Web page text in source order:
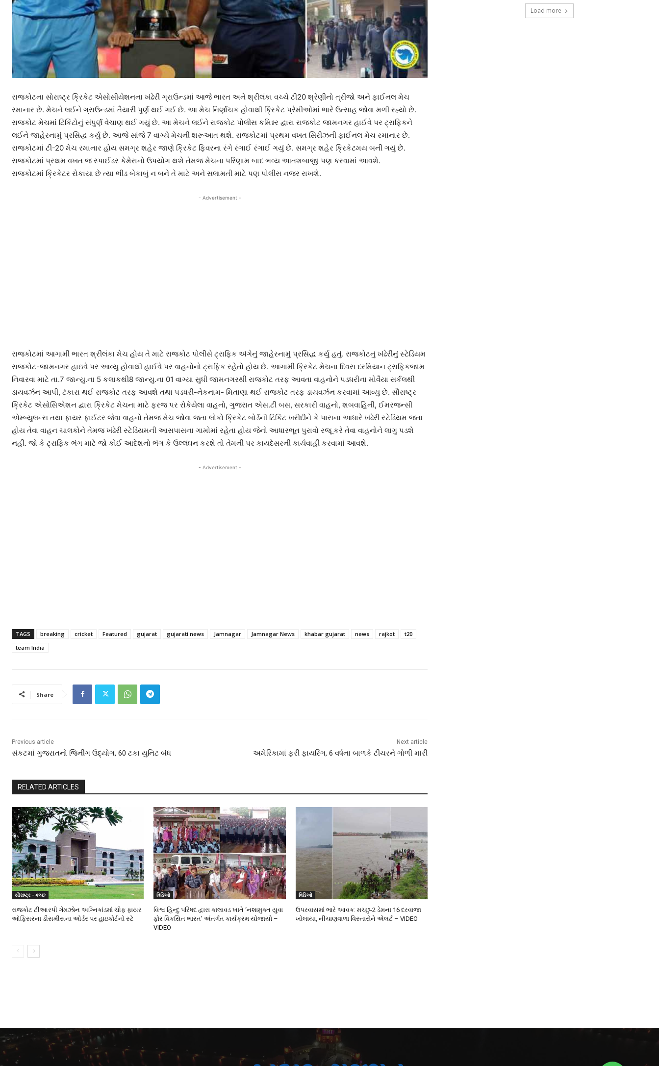
રાજકોટના સોરાષ્ટ્ર ક્રિકેટ એસોસીયેશનના ખંઢેરી ગ્રાઉન્ડમાં આજે ભારત અને શ્રીલંકા વચ્ચે ટી20 શ્રેણીનો ત્રીજો અને ફાઈનલ મેચ
રમાનાર છે. મેચને લઈને ગ્રાઉન્ડમાં તૈયારી પુર્ણ થઈ ગઈ છે. આ મેચ નિર્ણાચક હોવાથી ક્રિકેટ પ્રેમીઓમાં ભારે ઉત્સાહ જોવા મળી રહ્યો છે.
રાજકોટ મેચમાં ટિકિટોનું સંપુર્ણ વેચાણ થઈ ગયું છે. આ મેચને લઈને રાજકોટ પોલીસ કમિશ્નર દ્વારા રાજકોટ જામનગર હાઈવે પર ટ્રાફિકને
લઈને જાહેરનામું પ્રસિદ્ધ કર્યુ છે. આજે સાંજે 7 વાગ્યે મેચની શરૂઆત થશે. રાજકોટમાં પ્રથમ વખત સિરીઝની ફાઈનલ મેચ રમાનાર છે.
રાજકોટમાં ટી-20 મેચ રમાનાર હોય સમગ્ર શહેર જાણે ક્રિકેટ ફિવરના રંગે રંગાઈ રંગાઈ ગયું છે. સમગ્ર શહેર ક્રિકેટમય બની ગયું છે.
રાજકોટમાં પ્રથમ વખત જ સ્પાઈડર કેમેરાનો ઉપયોગ થશે તેમજ મેચના પરિણામ બાદ ભવ્ય આતશબાજી પણ કરવામાં આવશે.
રાજકોટમાં ક્રિકેટર રોકાયા છે ત્યા ભીડ બેકાબું ન બને તે માટે અને સલામતી માટે પણ પોલીસ નજર રાખશે.
- Advertisement -
રાજકોટમાં આગામી ભારત શ્રીલંકા મેચ હોય તે માટે રાજકોટ પોલીસે ટ્રાફિક અંગેનું જાહેરનામું પ્રસિદ્ધ કર્યુ હતું. રાજકોટનું ખંઢેરીનું સ્ટેડિયમ
રાજકોટ-જામનગર હાઇવે પર આવ્યુ હોવાથી હાઈવે પર વાહનોનો ટ્રાફિક રહેતો હોય છે. આગામી ક્રિકેટ મેચના દિવસ દરમિયાન ટ્રાફિકજામ
નિવારવા માટે તા.7 જાન્યુ.ના 5 કલાકથી8 જાન્યુ.ના 01 વાગ્યા સુધી જામનગરથી રાજકોટ તરફ આવતા વાહનોને પડધરીના મોવૈયા સર્કલથી
ડાયવર્ઝન આપી, ટંકારા થઈ રાજકોટ તરફ આવશે તથા પડધરી-નેકનામ- મિતાણા થઈ રાજકોટ તરફ ડાયવર્ઝન કરવામાં આવ્યુ છે. સૌરાષ્ટ્ર
ક્રિકેટ એસોસિએશન દ્વારા ક્રિકેટ મેચના માટે ફરજ પર રોકેયેલા વાહનો, ગુજરાત એસ.ટી બસ, સરકારી વાહનો, શબવાહિની, ઈમરજન્સી
એમ્બ્યુલન્સ તથા ફાયર ફાઈટર જેવા વાહનો તેમજ મેચ જોવા જતા લોકો ક્રિકેટ બોર્ડની ટિકિટ ખરીદીને કે પાસના આધારે ખંઢેરી સ્ટેડિયમ જતા
હોય તેવા વાહન ચાલકોને તેમજ ખંઢેરી સ્ટેડિયમની આસપાસના ગામોમાં રહેતા હોય જેનો આધારભૂત પુરાવો રજૂ કરે તેવા વાહનોને લાગુ પડશે
નહીં. જો કે ટ્રાફિક ભંગ માટે જો કોઈ આદેશનો ભંગ કે ઉલ્લંઘન કરશે તો તેમની પર કાયદેસરની કાર્યવાહી કરવામાં આવશે.
- Advertisement -
TAGS breaking cricket Featured gujarat gujarati news Jamnagar Jamnagar News khabar gujarat news rajkot
t20
team India
Share
Previous article
સંકટમાં ગુજરાતનો જિનીંગ ઉદ્યોગ, 60 ટકા યુનિટ બંધ
Next article
અમેરિકામાં ફરી ફાયરિંગ, 6 વર્ષના બાળકે ટીચરને ગોળી મારી
RELATED ARTICLES
સૌરાષ્ટ્ર - કચ્છ
રાજકોટ ટીઆરપી ગેમઝોન અગ્નિકાંડમાં ચીફ ફાયર
ઓફિસરના ડીસમીસના ઓર્ડર પર હાઇકોર્ટનો સ્ટે
વિડિઓ
વિશ્વ હિન્દુ પરિષદ દ્વારા કાલાવડ ખાતે ‘નશામુક્ત યુવા
ફોર વિકસિત ભારત’ અંતર્ગત કાર્યક્રમ યોજાયો –
VIDEO
વિડિઓ
ઉપરવાસમાં ભારે આવક: મચ્છુ-2 ડેમના 16 દરવાજા
ખોલાયા, નીચાણવાળા વિસ્તારોને એલર્ટ – VIDEO
Load more